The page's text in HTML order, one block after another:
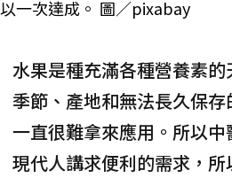
以一次達成。 圖／pixabay
水果是種充滿各種營養素
季節、產地和無法長久保
一直很難拿來應用。所以
現代人講求便利的需求，